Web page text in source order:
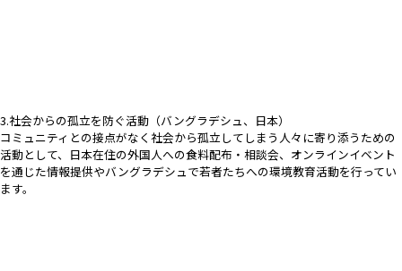
3.社会からの孤立を防ぐ活動（バングラデシュ、日本）
コミュニティとの接点がなく社会から孤立してしまう人々に寄り添うための
活動として、日本在住の外国人への食料配布・相談会、オンラインイベント
を通じた情報提供やバングラデシュで若者たちへの環境教育活動を行ってい
ます。